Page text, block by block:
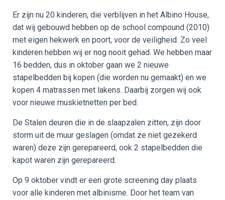
Er zijn nu 20 kinderen, die verblijven in het Albino House,
dat wij gebouwd hebben op de school compound (2010)
met eigen hekwerk en poort, voor de veiligheid. Zo veel
kinderen hebben wij er nog nooit gehad. We hebben maar
16 bedden, dus in oktober gaan we 2 nieuwe
stapelbedden bij kopen (die worden nu gemaakt) en we
kopen 4 matrassen met lakens. Daarbij zorgen wij ook
voor nieuwe muskietnetten per bed.
De Stalen deuren die in de slaapzalen zitten, zijn door
storm uit de muur geslagen (omdat ze niet gezekerd
waren) deze zijn gerepareerd, ook 2 stapelbedden die
kapot waren zijn gerepareerd.
Op 9 oktober vindt er een grote screening day plaats
voor alle kinderen met albinisme. Door het team van